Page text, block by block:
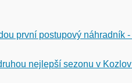
první postupový náhradník
nejlepší sezonu v